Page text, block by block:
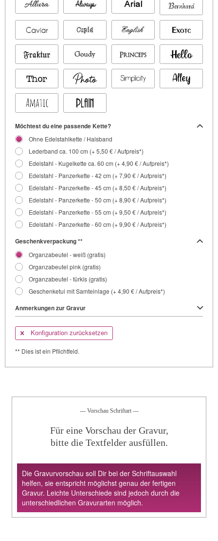
Möchtest du eine passende Kette?
Ohne Edelstahlkette / Halsband
Lederband ca. 100 cm (+ 5,50 € / Aufpreis*)
Edelstahl - Kugelkette ca. 60 cm (+ 4,90 € / Aufpreis*)
Edelstahl - Panzerkette - 42 cm (+ 7,90 € / Aufpreis*)
Edelstahl - Panzerkette - 45 cm (+ 8,50 € / Aufpreis*)
Edelstahl - Panzerkette - 50 cm (+ 8,90 € / Aufpreis*)
Edelstahl - Panzerkette - 55 cm (+ 9,50 € / Aufpreis*)
Edelstahl - Panzerkette - 60 cm (+ 9,90 € / Aufpreis*)
Geschenkverpackung **
Organzabeutel - weiß (gratis)
Organzabeutel pink (gratis)
Organzabeutel - türkis (gratis)
Geschenketui mit Samteinlage (+ 4,90 € / Aufpreis*)
Anmerkungen zur Gravur
Konfiguration zurücksetzen
** Dies ist ein Pflichtfeld.
--- Vorschau Schriftart ---
Für eine Vorschau der Gravur,
bitte die Textfelder ausfüllen.
Die Gravurvorschau soll Dir bei der Schriftauswahl
helfen, sie entspricht möglichst genau der fertigen
Gravur. Leichte Unterschiede sind jedoch durch die
unterschiedlichen Gravurarten möglich.